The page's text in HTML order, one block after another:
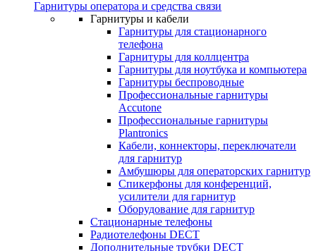
Гарнитуры оператора и средства связи
Гарнитуры и кабели
Гарнитуры для стационарного
телефона
Гарнитуры для коллцентра
Гарнитуры для ноутбука и компьютера
Гарнитуры беспроводные
Профессиональные гарнитуры
Accutone
Профессиональные гарнитуры
Plantronics
Кабели, коннекторы, переключатели
для гарнитур
Амбушюры для операторских гарнитур
Cпикерфоны для конференций,
усилители для гарнитур
Оборудование для гарнитур
Стационарные телефоны
Радиотелефоны DECT
Дополнительные трубки DECT